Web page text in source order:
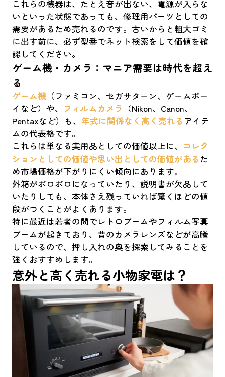
これらの機器は、たとえ音が出ない、電源が入らな
いといった状態であっても、修理用パーツとしての
需要があるため売れるのです。古いからと粗大ゴミ
に出す前に、必ず型番でネット検索をして価値を確
認してください。
ゲーム機・カメラ：マニア需要は時代を超え
る
ゲーム機（ファミコン、セガサターン、ゲームボー
イなど）や、 フィルムカメラ （Nikon、Canon、
Pentaxなど）も、 年式に関係なく高く売れる アイテ
ムの代表格です。
これらは単なる実用品としての価値以上に、 コレク
ションとしての価値や思い出としての価値がある た
め市場価格が下がりにくい傾向にあります。
外箱がボロボロになっていたり、説明書が欠品して
いたりしても、本体さえ残っていれば驚くほどの値
段がつくことがよくあります。
特に最近は若者の間でレトロブームやフィルム写真
ブームが起きており、昔のカメラレンズなどが高騰
しているので、押し入れの奥を探索してみることを
強くおすすめします。
意外と高く売れる小物家電は？